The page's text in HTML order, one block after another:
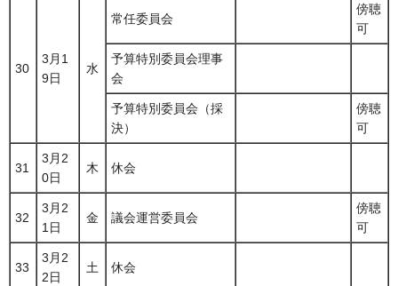
30
3月1
9日
水
常任委員会
傍聴
可
予算特別委員会理事
会
予算特別委員会（採
決）
傍聴
可
31
3月2
0日
木 休会
32
3月2
1日
金 議会運営委員会
傍聴
可
33
3月2
2日
土 休会